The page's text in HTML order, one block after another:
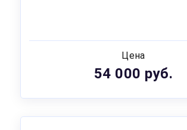
Цена
54 000 руб.